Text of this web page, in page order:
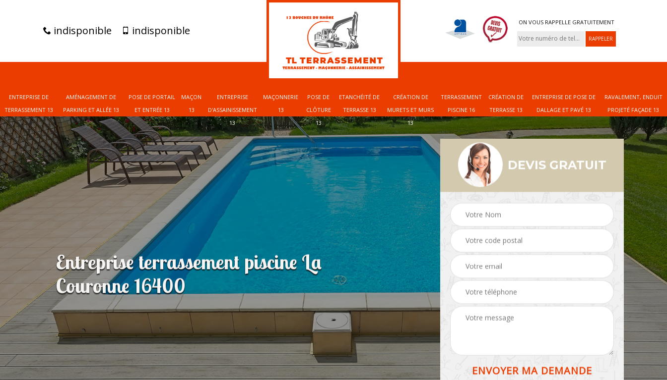
indisponible indisponible
ON VOUS RAPPELLE GRATUITEMENT
ENTREPRISE DE
TERRASSEMENT 13
AMÉNAGEMENT DE
PARKING ET ALLÉE 13
POSE DE PORTAIL
ET ENTRÉE 13
MAÇON
13
ENTREPRISE
D'ASSAINISSEMENT
13
MAÇONNERIE
13
POSE DE
CLÔTURE
13
ETANCHÉITÉ DE
TERRASSE 13
CRÉATION DE
MURETS ET MURS
13
TERRASSEMENT
PISCINE 16
CRÉATION DE
TERRASSE 13
ENTREPRISE DE POSE DE
DALLAGE ET PAVÉ 13
RAVALEMENT, ENDUIT
PROJETÉ FAÇADE 13
Entreprise terrassement piscine La
Couronne 16400
DEVIS GRATUIT